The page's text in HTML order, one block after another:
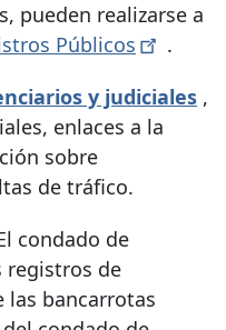
pueden realizarse a
Públicos
.
y judiciales ,
enlaces a la
sobre
de tráfico.
condado de
registros de
las bancarrotas